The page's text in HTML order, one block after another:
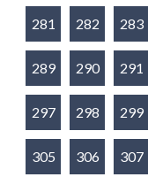
281 282 283
289 290 291
297 298 299
305 306 307